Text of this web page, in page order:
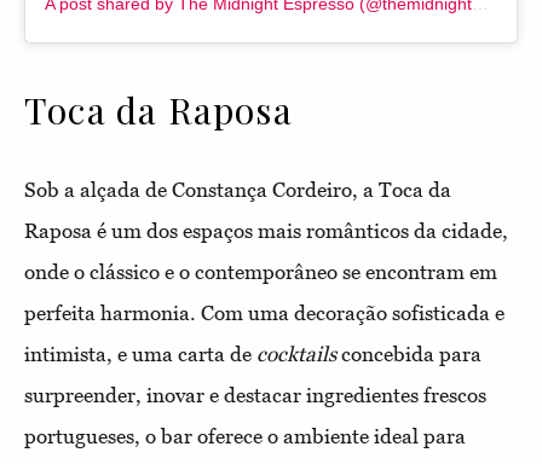
Toca da Raposa
Sob a alçada de Constança Cordeiro, a Toca da
Raposa é um dos espaços mais românticos da cidade,
onde o clássico e o contemporâneo se encontram em
perfeita harmonia. Com uma decoração sofisticada e
intimista, e uma carta de cocktailsconcebida para
surpreender, inovar e destacar ingredientes frescos
portugueses, o bar oferece o ambiente ideal para